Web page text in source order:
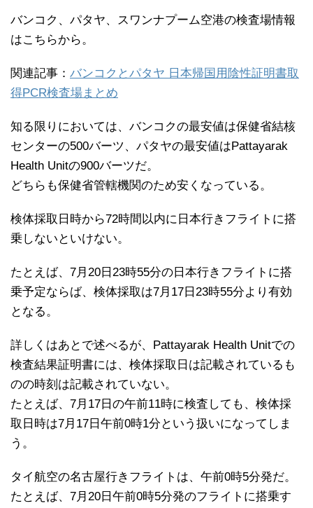
バンコク、パタヤ、スワンナプーム空港の検査場情報
はこちらから。
関連記事： バンコクとパタヤ 日本帰国用陰性証明書取
得PCR検査場まとめ
知る限りにおいては、バンコクの最安値は保健省結核
センターの500バーツ、パタヤの最安値はPattayarak
Health Unitの900バーツだ。
どちらも保健省管轄機関のため安くなっている。
検体採取日時から72時間以内に日本行きフライトに搭
乗しないといけない。
たとえば、7月20日23時55分の日本行きフライトに搭
乗予定ならば、検体採取は7月17日23時55分より有効
となる。
詳しくはあとで述べるが、Pattayarak Health Unitでの
検査結果証明書には、検体採取日は記載されているも
のの時刻は記載されていない。
たとえば、7月17日の午前11時に検査しても、検体採
取日時は7月17日午前0時1分という扱いになってしま
う。
タイ航空の名古屋行きフライトは、午前0時5分発だ。
たとえば、7月20日午前0時5分発のフライトに搭乗す